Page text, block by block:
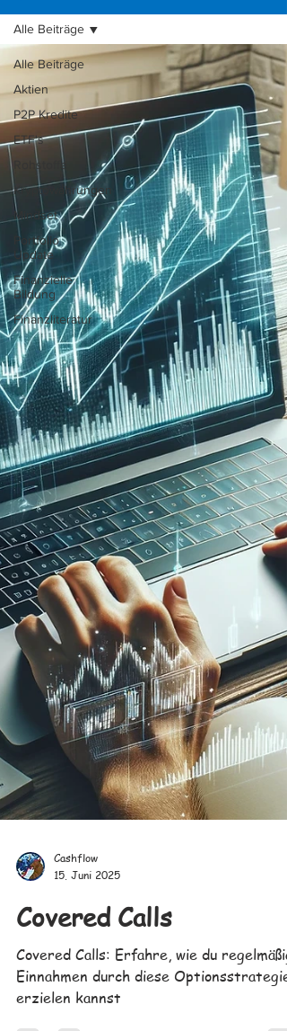
Alle Beiträge
Aktien
P2P Kredite
ETF's
Rohstoffe
Kryptowährungen
Mindset
Portfolio
Update
Finanzielle
Bildung
Finanzliteratur
Alle Beiträge
15. Juni 2025
Covered Calls
Covered Calls: Erfahre, wie du